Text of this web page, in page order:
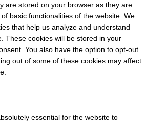
are stored on your browser as they are
basic functionalities of the website. We
that help us analyze and understand
These cookies will be stored in your
You also have the option to opt-out
out of some of these cookies may affect
essential for the website to